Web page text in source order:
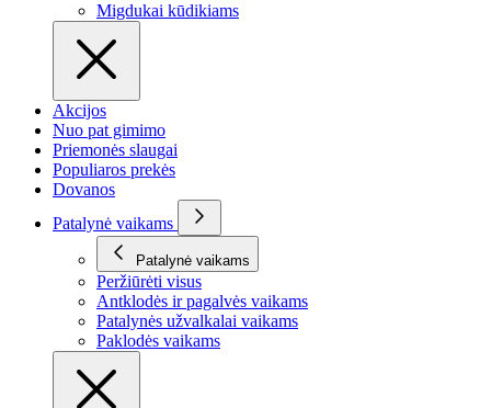
Migdukai kūdikiams
Akcijos
Nuo pat gimimo
Priemonės slaugai
Populiaros prekės
Dovanos
Patalynė vaikams
Patalynė vaikams
Peržiūrėti visus
Antklodės ir pagalvės vaikams
Patalynės užvalkalai vaikams
Paklodės vaikams